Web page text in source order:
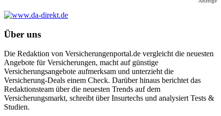
Über uns
Die Redaktion von Versicherungenportal.de vergleicht die neuesten
Angebote für Versicherungen, macht auf günstige
Versicherungsangebote aufmerksam und unterzieht die
Versicherung-Deals einem Check. Darüber hinaus berichtet das
Redaktionsteam über die neuesten Trends auf dem
Versicherungsmarkt, schreibt über Insurtechs und analysiert Tests &
Studien.